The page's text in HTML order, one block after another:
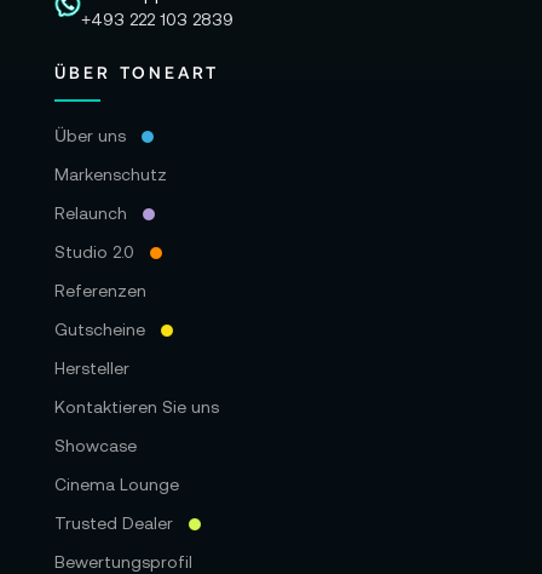
+493 222 103 2839
ÜBER TONEART
Über uns
Markenschutz
Relaunch
Studio 2.0
Referenzen
Gutscheine
Hersteller
Kontaktieren Sie uns
Showcase
Cinema Lounge
Trusted Dealer
Bewertungsprofil